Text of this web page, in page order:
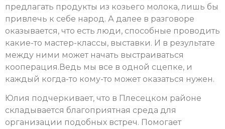
предлагать продукты из козьего молока, лишь бы
привлечь к себе народ. А далее в разговоре
оказывается, что есть люди, способные проводить
какие-то мастер-классы, выставки. И в результате
между ними может начать выстраиваться
кооперация.Ведь мы все в одной сцепке, и
каждый когда-то кому-то может оказаться нужен.
Юлия подчеркивает, что в Плесецком районе
складывается благоприятная среда для
организации подобных встреч. Помогает